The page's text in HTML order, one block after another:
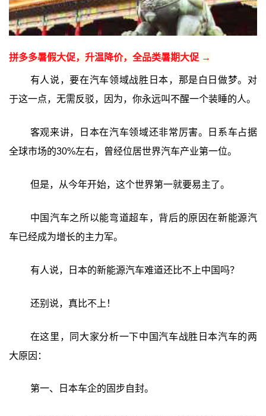
拼多多暑假大促，升温降价，全品类暑期大促 →
有人说，要在汽车领域战胜日本，那是白日做梦。对
于这一点，无需反驳，因为，你永远叫不醒一个装睡的人。
客观来讲，日本在汽车领域还非常厉害。日系车占据
全球市场的30%左右，曾经位居世界汽车产业第一位。
但是，从今年开始，这个世界第一就要易主了。
中国汽车之所以能弯道超车，背后的原因在新能源汽
车已经成为增长的主力军。
有人说，日本的新能源汽车难道还比不上中国吗？
还别说，真比不上！
在这里，同大家分析一下中国汽车战胜日本汽车的两
大原因：
第一、日本车企的固步自封。